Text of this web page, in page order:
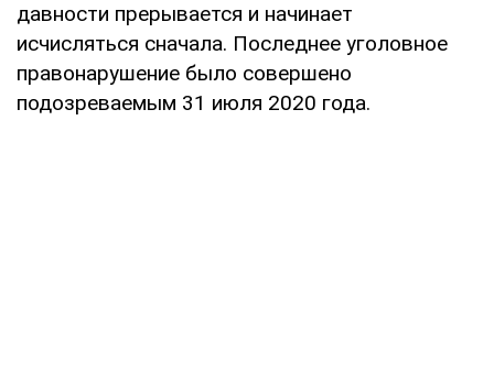
давности прерывается и начинает
исчисляться сначала. Последнее уголовное
правонарушение было совершено
подозреваемым 31 июля 2020 года.